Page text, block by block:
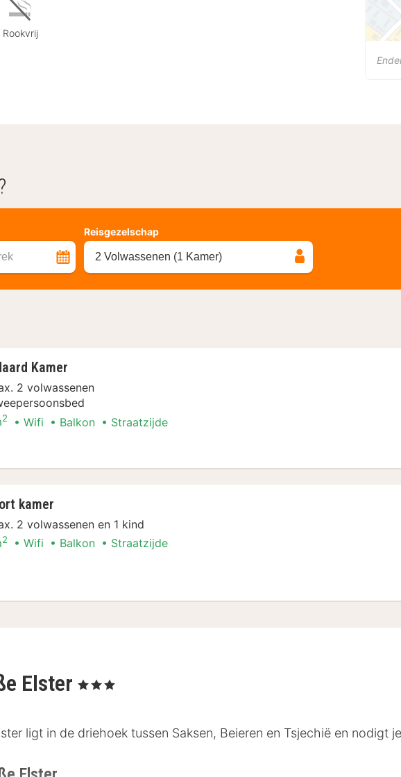
Rookvrij
Reisgezelschap
2 Volwassenen (1 Kamer)
Kamer
2 volwassenen
2 Wifi Balkon Straatzijde
kamer
2 volwassenen en 1 kind
2 Wifi Balkon Straatzijde
Elster , 3 Sterren
ligt in de driehoek tussen Saksen, Beieren en Tsjechië en nodigt